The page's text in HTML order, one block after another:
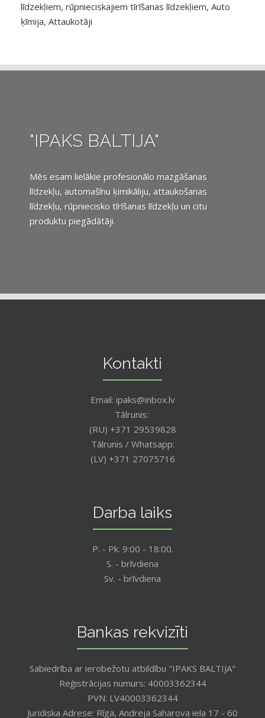
līdzekļiem, rūpnieciskajiem tīrīšanas līdzekļiem, Auto
ķīmija, Attaukotāji
"IPAKS BALTIJA"
Mēs esam lielākie profesionālo mazgāšanas
līdzekļu, automašīnu ķimikāliju, attaukošanas
līdzekļu, rūpniecisko tīrīšanas līdzekļu un citu
produktu piegādātāji.
Kontakti
Email: ipaks@inbox.lv
Tālrunis:
(RU) +371 29539828
Tālrunis / Whatsapp:
(LV) +371 27075716
Darba laiks
P. - Pk. 9:00 - 18:00.
S. - brīvdiena
Sv. - brīvdiena
Bankas rekvizīti
Sabiedrība ar ierobežotu atbildību "IPAKS BALTIJA"
Reģistrācijas numurs: 40003362344
PVN: LV40003362344
Juridiska Adrese: Rīga, Andreja Saharova iela 17 - 60